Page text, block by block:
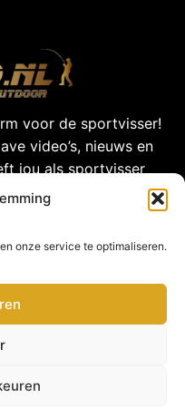
onze service te optimaliseren.
voor de sportvisser!
video’s, nieuws en
jou als sportvisser
de Viswereld!
Contact